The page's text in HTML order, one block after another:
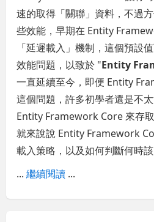
速的取得「關聯」資料，不過
些效能，早期在 Entity
「延遲載入」機制，這個預設
效能問題，以致於 "Entity
一直延續至今，即便 Entity
這個問題，許多初學者還是不
Entity Framework Core 來存
就來說說 Entity Framework
載入策略，以及如何判斷何時該
...繼續閱讀 ...